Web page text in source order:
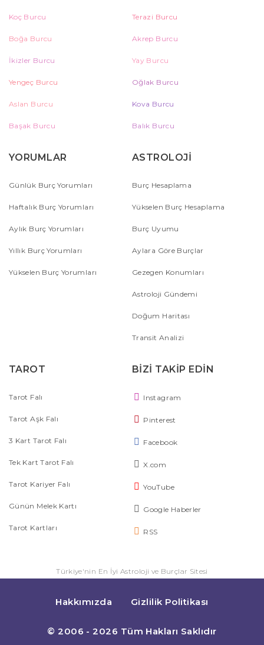
Koç Burcu Terazi Burcu
Boğa Burcu Akrep Burcu
İkizler Burcu Yay Burcu
Yengeç Burcu Oğlak Burcu
Aslan Burcu Kova Burcu
Başak Burcu Balık Burcu
YORUMLAR
Günlük Burç Yorumları
Haftalık Burç Yorumları
Aylık Burç Yorumları
Yıllık Burç Yorumları
Yükselen Burç Yorumları
ASTROLOJİ
Burç Hesaplama
Yükselen Burç Hesaplama
Burç Uyumu
Aylara Göre Burçlar
Gezegen Konumları
Astroloji Gündemi
Doğum Haritası
Transit Analizi
TAROT
Tarot Falı
Tarot Aşk Falı
3 Kart Tarot Falı
Tek Kart Tarot Falı
Tarot Kariyer Falı
Günün Melek Kartı
Tarot Kartları
BİZİ TAKİP EDİN
Instagram
Pinterest
Facebook
X.com
YouTube
Google Haberler
RSS
Türkiye'nin En İyi Astroloji ve Burçlar Sitesi
Hakkımızda Gizlilik Politikası
© 2006 - 2026 Tüm Hakları Saklıdır